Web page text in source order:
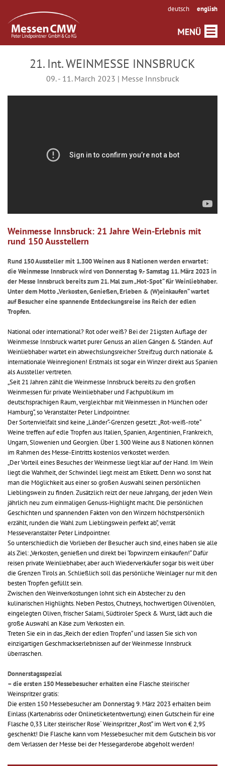
deutsch english
21. Int. WEINMESSE INNSBRUCK
09. - 11. March 2023 | Messe Innsbruck
Weinmesse Innsbruck: 21 Jahre Wein-Erlebnis mit
rund 150 Ausstellern
Rund 150 Aussteller mit 1.300 Weinen aus 8 Nationen werden erwartet:
die Weinmesse Innsbruck wird von Donnerstag 9.- Samstag 11. März 2023 in
der Messe Innsbruck bereits zum 21. Mal zum „Hot-Spot“ für Weinliebhaber.
Unter dem Motto „Verkosten, Genießen, Erleben & (W)einkaufen“ wartet
auf Besucher eine spannende Entdeckungsreise ins Reich der edlen
Tropfen.
National oder international? Rot oder weiß? Bei der 21igsten Auflage der
Weinmesse Innsbruck wartet purer Genuss an allen Gängen & Ständen. Auf
Weinliebhaber wartet ein abwechslungsreicher Streifzug durch nationale &
internationale Weinregionen! Erstmals ist sogar ein Winzer direkt aus Spanien
als Aussteller vertreten.
„Seit 21 Jahren zählt die Weinmesse Innsbruck bereits zu den großen
Weinmessen für private Weinliebhaber und Fachpublikum im
deutschsprachigen Raum, vergleichbar mit Weinmessen in München oder
Hamburg“, so Veranstalter Peter Lindpointner.
Der Sortenvielfalt sind keine „Länder“-Grenzen gesetzt: „Rot-weiß-rote“
Weine treffen auf edle Tropfen aus Italien, Spanien, Argentinien, Frankreich,
Ungarn, Slowenien und Georgien. Über 1.300 Weine aus 8 Nationen können
im Rahmen des Messe-Eintritts kostenlos verkostet werden.
„Der Vorteil eines Besuches der Weinmesse liegt klar auf der Hand. Im Wein
liegt die Wahrheit, der Schwindel liegt meist am Etikett. Denn wo sonst hat
man die Möglichkeit aus einer so großen Auswahl seinen persönlichen
Lieblingswein zu finden. Zusätzlich reizt der neue Jahrgang, der jeden Wein
jährlich neu zum einmaligen Genuss-Highlight macht. Die persönlichen
Geschichten und spannenden Fakten von den Winzern höchstpersönlich
erzählt, runden die Wahl zum Lieblingswein perfekt ab“, verrät
Messeveranstalter Peter Lindpointner.
So unterschiedlich die Vorlieben der Besucher auch sind, eines haben sie alle
als Ziel: „Verkosten, genießen und direkt bei Topwinzern einkaufen!“ Dafür
reisen private Weinliebhaber, aber auch Wiederverkäufer sogar bis weit über
die Grenzen Tirols an. Schließlich soll das persönliche Weinlager nur mit den
besten Tropfen gefüllt sein.
Zwischen den Weinverkostungen lohnt sich ein Abstecher zu den
kulinarischen Highlights. Neben Pestos, Chutneys, hochwertigen Olivenölen,
eingelegten Oliven, frischer Salami, Südtiroler Speck & Wurst, lädt auch die
große Auswahl an Käse zum Verkosten ein.
Treten Sie ein in das „Reich der edlen Tropfen“ und lassen Sie sich von
einzigartigen Geschmackserlebnissen auf der Weinmesse Innsbruck
überraschen.
Donnerstagsspezial
– die ersten 150 Messebesucher erhalten eine Flasche steirischer
Weinspritzer gratis:
Die ersten 150 Messebesucher am Donnerstag 9. März 2023 erhalten beim
Einlass (Kartenabriss oder Onlineticketentwertung) einen Gutschein für eine
Flasche 0,33 Liter steirischer Rose´ Weinspritzer „Rost“ im Wert von € 2,95
geschenkt! Die Flasche kann vom Messebesucher mit dem Gutschein bis vor
dem Verlassen der Messe bei der Messegarderobe abgeholt werden!